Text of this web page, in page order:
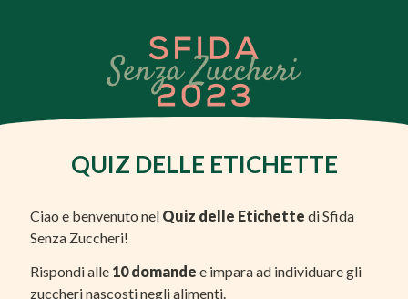
QUIZ DELLE ETICHETTE